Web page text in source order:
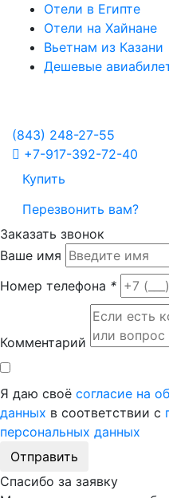
Отели в Египте
Отели на Хайнане
Вьетнам из Казани
Дешевые
(843) 248-27-55
+7-917-392-72-40
Купить
Перезвонить вам?
Заказать звонок
Ваше имя
Номер телефона *
Комментарий
Я даю своё согласие на
данных в соответствии с
персональных данных
Отправить
Спасибо за заявку